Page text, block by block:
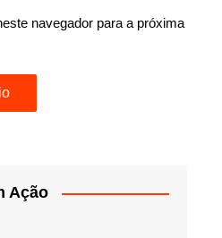
navegador para a próxima
Ação